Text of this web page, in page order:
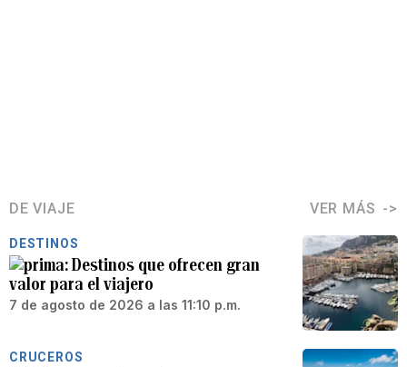
DE VIAJE VER MÁS
DESTINOS
Destinos que ofrecen gran
valor para el viajero
7 de agosto de 2026 a las 11:10 p.m.
CRUCEROS